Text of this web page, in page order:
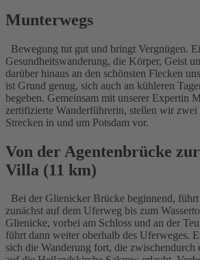
Munterwegs
Bewegung tut gut und bringt Vergnügen.
Gesundheitswanderung, die Körper, Geist
darüber hinaus an den schönsten Flecken
ist Grund genug, sich auch an kühleren
begeben. Gemeinsam mit unserer Expertin
zertifizierte Wanderführerin, stellen wir zwei
Strecken in und um Potsdam vor.
Von der Agentenbrücke
Villa (11 km)
Bei der Glienicker Brücke beginnend,
zunächst auf dem Uferweg bis zum
Glienicke, vorbei am Schloss und an der
führt dann weiter oberhalb des Uferweges.
sich die Wanderung fort, die zwischendurch